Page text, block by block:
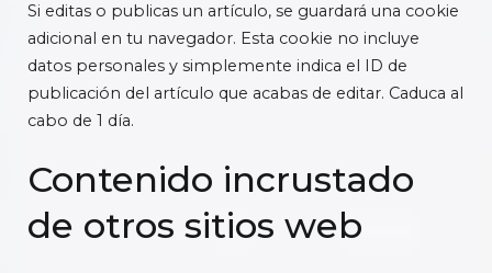
Si editas o publicas un artículo, se guardará una cookie
adicional en tu navegador. Esta cookie no incluye
datos personales y simplemente indica el ID de
publicación del artículo que acabas de editar. Caduca al
cabo de 1 día.
Contenido incrustado
de otros sitios web